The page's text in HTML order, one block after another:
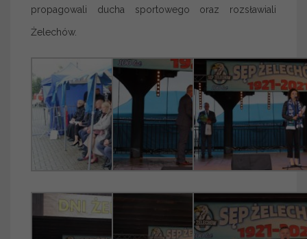
propagowali ducha sportowego oraz rozsławiali
Żelechów.